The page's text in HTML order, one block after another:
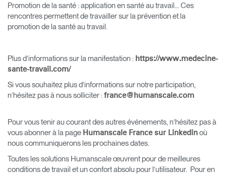
Promotion de la santé : application en santé au travail… Ces
rencontres permettent de travailler sur la prévention et la
promotion de la santé au travail.
Plus d’informations sur la manifestation : https://www.medecine-
sante-travail.com/
Si vous souhaitez plus d’informations sur notre participation,
n’hésitez pas à nous solliciter : france@humanscale.com
Pour vous tenir au courant des autres événements, n’hésitez pas à
vous abonner à la page Humanscale France sur Linkedin où
nous communiquerons les prochaines dates.
Toutes les solutions Humanscale œuvrent pour de meilleures
conditions de travail et un confort absolu pour l’utilisateur. Pour en